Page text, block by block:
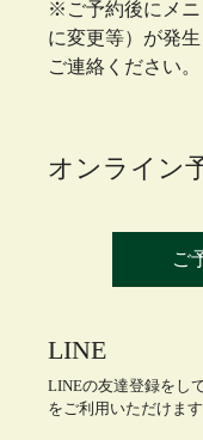
※ご予約後にメニ
に変更等）が発
ご連絡ください。
オンライン
ご
LINE
LINEの友達登録をし
をご利用いただけます